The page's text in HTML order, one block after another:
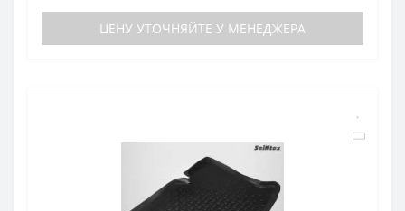
ЦЕНУ УТОЧНЯЙТЕ У МЕНЕДЖЕРА